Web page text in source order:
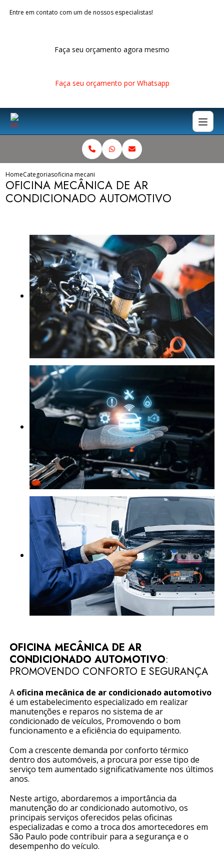
Entre em contato com um de nossos especialistas!
Faça seu orçamento agora mesmo
Faça seu orçamento por Whatsapp
HomeCategoriasoficina mecanica ar condicionado automotivo
OFICINA MECÂNICA DE AR
CONDICIONADO AUTOMOTIVO
OFICINA MECÂNICA DE AR
CONDICIONADO AUTOMOTIVO:
PROMOVENDO CONFORTO E SEGURANÇA
A oficina mecânica de ar condicionado automotivo
é um estabelecimento especializado em realizar
manutenções e reparos no sistema de ar
condicionado de veículos, Promovendo o bom
funcionamento e a eficiência do equipamento.
Com a crescente demanda por conforto térmico
dentro dos automóveis, a procura por esse tipo de
serviço tem aumentado significativamente nos últimos
anos.
Neste artigo, abordaremos a importância da
manutenção do ar condicionado automotivo, os
principais serviços oferecidos pelas oficinas
especializadas e como a troca dos amortecedores em
São Paulo pode contribuir para a segurança e o
desempenho do veículo.